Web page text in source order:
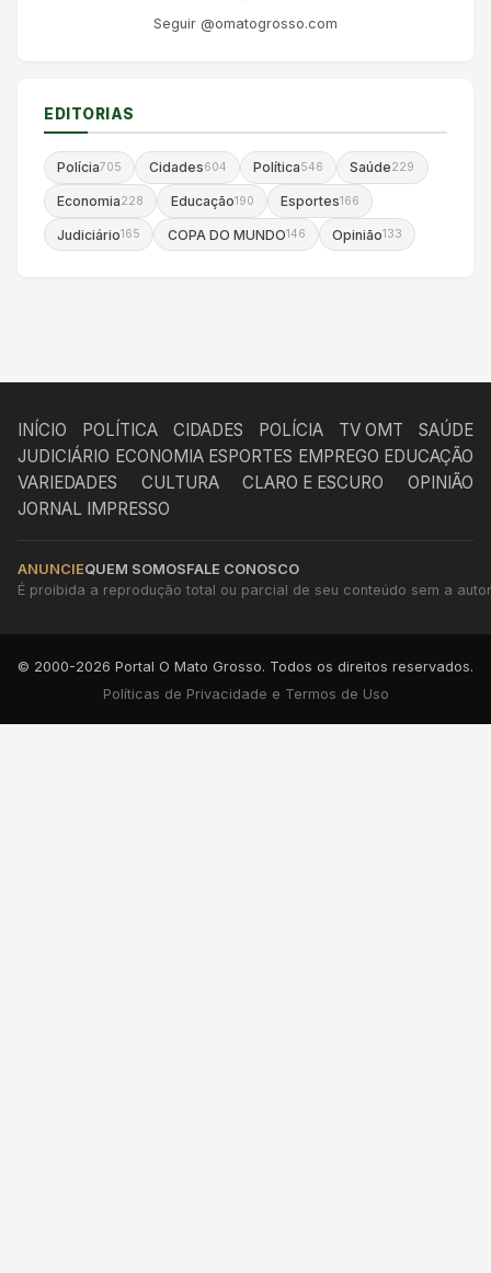
Seguir @omatogrosso.com
EDITORIAS
Polícia705 Cidades604 Política546 Saúde229
Economia228 Educação190 Esportes166
Judiciário165 COPA DO MUNDO146 Opinião133
INÍCIO POLÍTICA CIDADES POLÍCIA TV OMT
SAÚDE
JUDICIÁRIO ECONOMIA ESPORTES EMPREGO EDUCAÇÃO
VARIEDADES
CULTURA CLARO E ESCURO
OPINIÃO
JORNAL IMPRESSO
ANUNCIEQUEM SOMOSFALE CONOSCO
É proibida a reprodução total ou parcial de seu conteúdo sem a
© 2000-2026 Portal O Mato Grosso. Todos os direitos reservados.
Políticas de Privacidade e Termos de Uso